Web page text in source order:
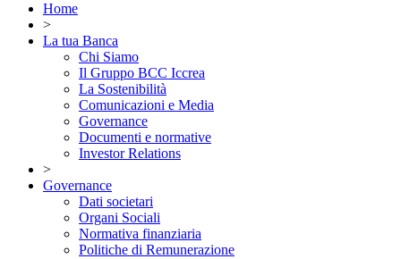
Home
>
La tua Banca
Chi Siamo
Il Gruppo BCC Iccrea
La Sostenibilità
Comunicazioni e Media
Governance
Documenti e normative
Investor Relations
>
Governance
Dati societari
Organi Sociali
Normativa finanziaria
Politiche di Remunerazione